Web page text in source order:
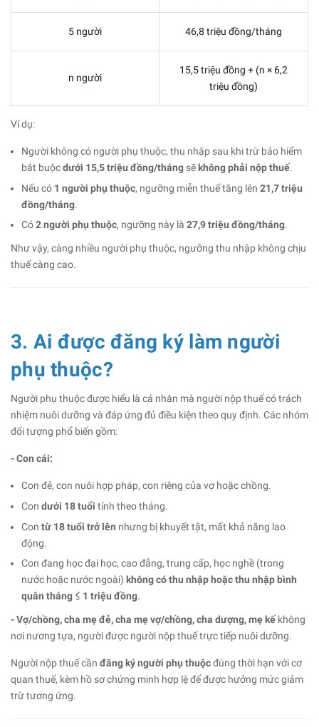
5 người 46,8 triệu đồng/tháng
n người
15,5 triệu đồng + (n × 6,2
triệu đồng)
Ví dụ:
Người không có người phụ thuộc, thu nhập sau khi trừ bảo hiểm
bắt buộcdưới 15,5 triệu đồng/thángsẽ không phải nộp thuế.
Nếu có 1 người phụ thuộc, ngưỡng miễn thuế tăng lên 21,7 triệu
đồng/tháng.
Có2 người phụ thuộc, ngưỡng này là 27,9 triệu đồng/tháng.
Như vậy, càng nhiều người phụ thuộc, ngưỡng thu nhập không chịu
thuế càng cao.
3. Ai được đăng ký làm người
phụ thuộc?
Người phụ thuộc được hiểu là cá nhân mà người nộp thuế có trách
nhiệm nuôi dưỡng và đáp ứng đủ điều kiện theo quy định. Các nhóm
đối tượng phổ biến gồm:
- Con cái:
Con đẻ, con nuôi hợp pháp, con riêng của vợ hoặc chồng.
Con dưới 18 tuổi tính theo tháng.
Con từ 18 tuổi trở lên nhưng bị khuyết tật, mất khả năng lao
động.
Con đang học đại học, cao đẳng, trung cấp, học nghề (trong
nước hoặc nước ngoài) không có thu nhập hoặc thu nhập bình
quân tháng ≤ 1 triệu đồng.
- Vợ/chồng, cha mẹ đẻ, cha mẹ vợ/chồng, cha dượng, mẹ kế không
nơi nương tựa, người được người nộp thuế trực tiếp nuôi dưỡng.
Người nộp thuế cần đăng ký người phụ thuộcđúng thời hạn với cơ
quan thuế, kèm hồ sơ chứng minh hợp lệ để được hưởng mức giảm
trừ tương ứng.